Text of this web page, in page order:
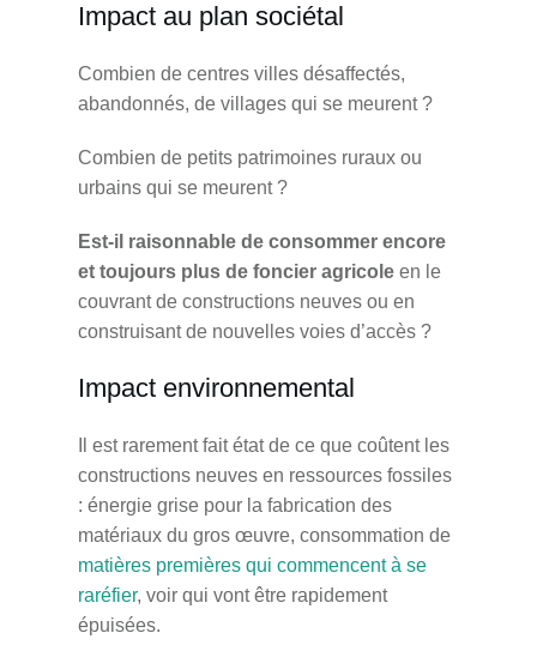
Impact au plan sociétal
Combien de centres villes désaffectés,
abandonnés, de villages qui se meurent ?
Combien de petits patrimoines ruraux ou
urbains qui se meurent ?
Est-il raisonnable de consommer encore
et toujours plus de foncier agricoleen le
couvrant de constructions neuves ou en
construisant de nouvelles voies d’accès ?
Impact environnemental
Il est rarement fait état de ce que coûtent les
constructions neuves en ressources fossiles
: énergie grise pour la fabrication des
matériaux du gros œuvre, consommation de
matières premières qui commencent à se
raréfier, voir qui vont être rapidement
épuisées.